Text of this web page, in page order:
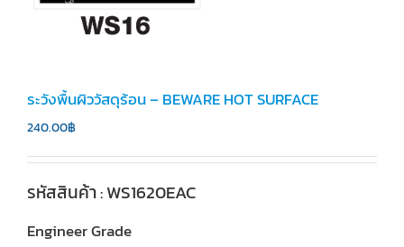
ระวังพื้นผิววัสดุร้อน – BEWARE HOT SURFACE
240.00฿
รหัสสินค้า : WS1620EAC
Engineer Grade